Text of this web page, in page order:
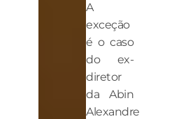
A
exceção
é o caso
do ex-
diretor
da Abin
Alexandre